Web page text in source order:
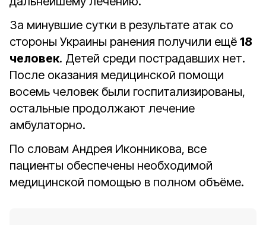
За минувшие сутки в результате атак со
стороны Украины ранения получили ещё 18
человек. Детей среди пострадавших нет.
После оказания медицинской помощи
восемь человек были госпитализированы,
остальные продолжают лечение
амбулаторно.
По словам Андрея Иконникова, все
пациенты обеспечены необходимой
медицинской помощью в полном объёме.